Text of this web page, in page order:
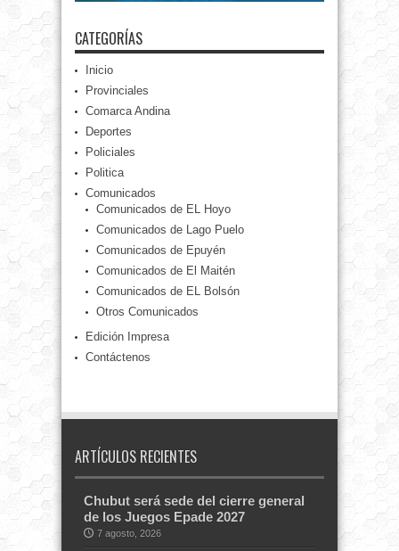
CATEGORÍAS
Inicio
Provinciales
Comarca Andina
Deportes
Policiales
Politica
Comunicados
Comunicados de EL Hoyo
Comunicados de Lago Puelo
Comunicados de Epuyén
Comunicados de El Maitén
Comunicados de EL Bolsón
Otros Comunicados
Edición Impresa
Contáctenos
ARTÍCULOS RECIENTES
Chubut será sede del cierre general
de los Juegos Epade 2027
7 agosto, 2026